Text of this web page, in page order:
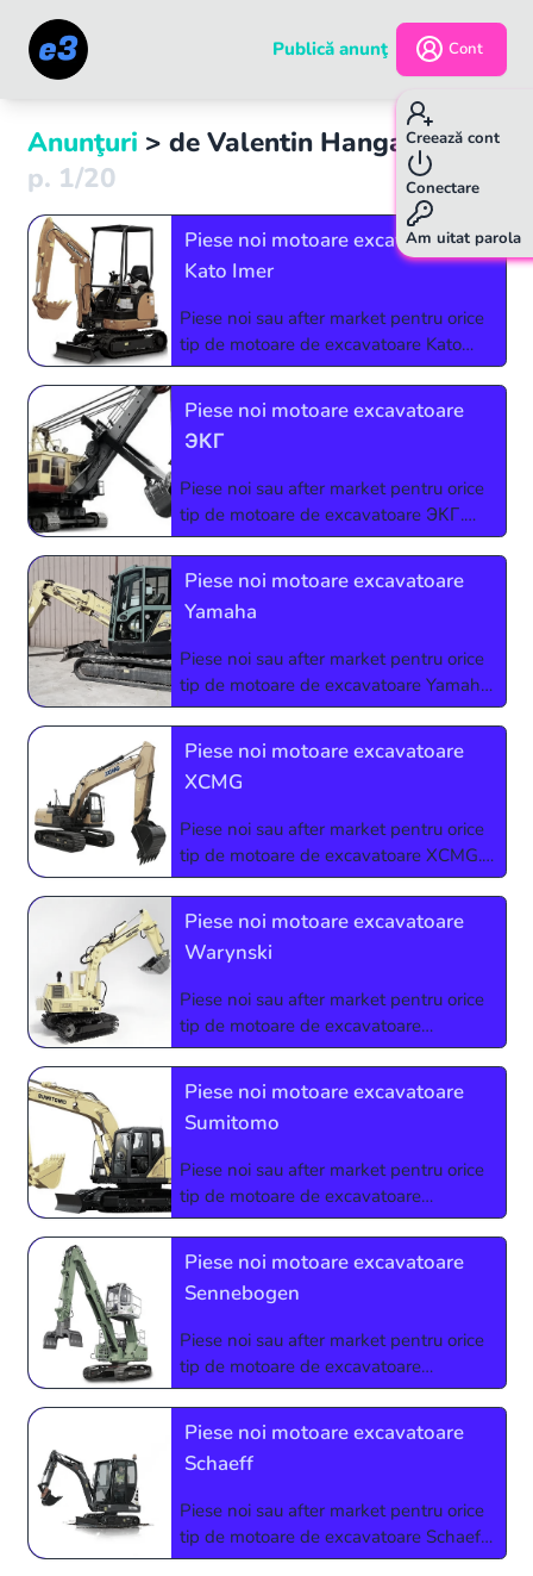
Publică anunţ Cont
Creează cont
Conectare
Am uitat parola
Anunţuri > deValentin Hanganu
p. 1/20
Piese noi motoare excavatoare
Kato Imer
Piese noi sau after market pentru orice
tip de motoare de excavatoare Kato
Imer. Relatii si comenzi la 0773927510
Piese noi motoare excavatoare
ЭКГ
Piese noi sau after market pentru orice
tip de motoare de excavatoare ЭКГ.
Relatii si comenzi la 0773927510 sau
Piese noi motoare excavatoare
Yamaha
Piese noi sau after market pentru orice
tip de motoare de excavatoare Yamaha.
Relatii si comenzi la 0773927510 sau
Piese noi motoare excavatoare
XCMG
Piese noi sau after market pentru orice
tip de motoare de excavatoare XCMG.
Relatii si comenzi la 0773927510 sau
Piese noi motoare excavatoare
Warynski
Piese noi sau after market pentru orice
tip de motoare de excavatoare
Warynski. Relatii si comenzi la
Piese noi motoare excavatoare
Sumitomo
Piese noi sau after market pentru orice
tip de motoare de excavatoare
Sumitomo. Relatii si comenzi la
Piese noi motoare excavatoare
Sennebogen
Piese noi sau after market pentru orice
tip de motoare de excavatoare
Sennebogen. Relatii si comenzi la
Piese noi motoare excavatoare
Schaeff
Piese noi sau after market pentru orice
tip de motoare de excavatoare Schaeff.
Relatii si comenzi la 0773927510 sau